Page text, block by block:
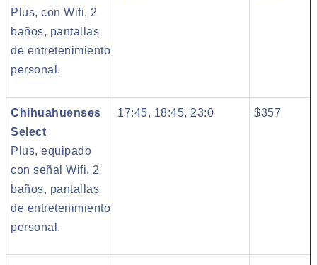
Plus, con Wifi, 2
baños, pantallas
de entretenimiento
personal.
Chihuahuenses
Select
Plus, equipado
con señal Wifi, 2
baños, pantallas
de entretenimiento
personal.
17:45, 18:45, 23:0 $357